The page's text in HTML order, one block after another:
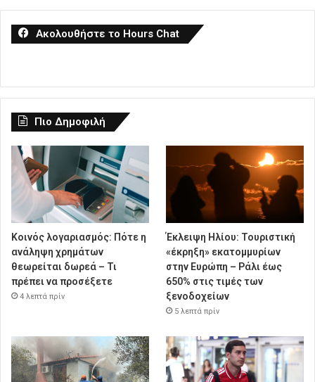
Ακολουθήστε το Hours Chat
Πιο Δημοφιλή
Κοινός λογαριασμός: Πότε η
ανάληψη χρημάτων
θεωρείται δωρεά – Τι
πρέπει να προσέξετε
4 λεπτά πρίν
Έκλειψη Ηλίου: Τουριστική
«έκρηξη» εκατομμυρίων
στην Ευρώπη – Ράλι έως
650% στις τιμές των
ξενοδοχείων
5 λεπτά πρίν